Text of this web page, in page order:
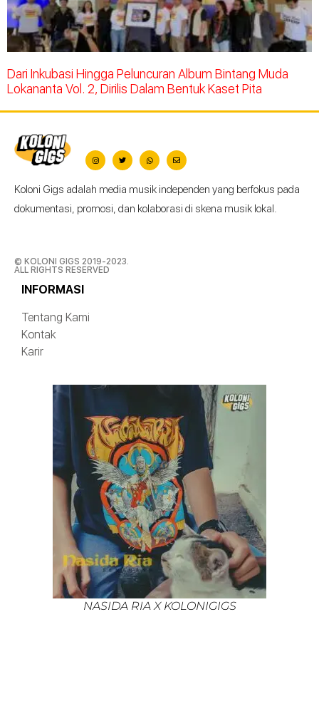
Dari Inkubasi Hingga Peluncuran Album Bintang Muda
Lokananta Vol. 2, Dirilis Dalam Bentuk Kaset Pita
Koloni Gigs adalah media musik independen yang berfokus pada
dokumentasi, promosi, dan kolaborasi di skena musik lokal.
© KOLONI GIGS 2019-2023.
ALL RIGHTS RESERVED
INFORMASI
Tentang Kami
Kontak
Karir
NASIDA RIA X KOLONIGIGS